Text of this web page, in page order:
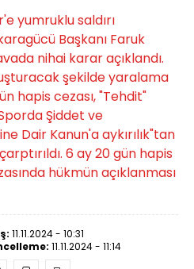
yumruklu saldırı
Başkanı Faruk
nihai karar açıklandı.
şekilde yaralama
hapis cezası, "Tehdit"
Şiddet ve
Dair Kanun'a aykırılık"tan
6 ay 20 gün hapis
hükmün açıklanması
11.11.2024 - 10:31
11.11.2024 - 11:14